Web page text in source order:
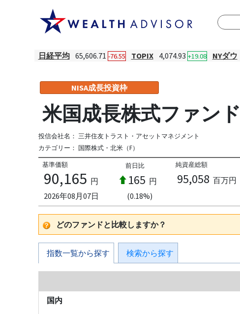
日経平均 65,606.71 -76.55 TOPIX 4,074.93 +19.08 NYダウ
NISA成長投資枠
米国成長株式ファンド
投信会社名： 三井住友トラスト・アセットマネジメント
カテゴリー： 国際株式・北米（F）
基準価額
90,165 円
2026年08月07日
前日比
165 円
(0.18%)
純資産総額
95,058 百万円
どのファンドと比較しますか？
指数一覧から探す 検索から探す
国内